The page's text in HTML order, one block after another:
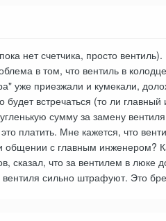
нет счетчика, просто
в том, что вентиль в
уже приезжали и кумекали,
встречаться (то ли
сумму за замену
платить. Мне кажется, что
общении с главным инженером?
что за вентилем в люке
вентиля сильно штрафуют. Это